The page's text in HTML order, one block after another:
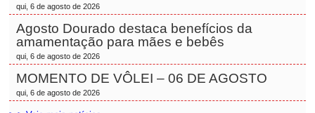
qui, 6 de agosto de 2026
Agosto Dourado destaca benefícios da
amamentação para mães e bebês
qui, 6 de agosto de 2026
MOMENTO DE VÔLEI – 06 DE AGOSTO
qui, 6 de agosto de 2026